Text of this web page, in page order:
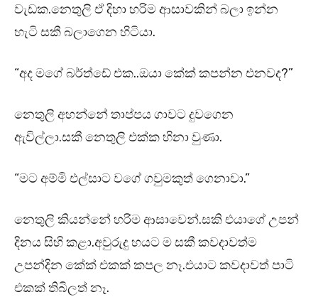
වැඩක.නෙතුලි ඒ දිහා හරිම ආසාවකින් බලා ඉන්න
හැටි සකී බලාගෙන හිටියා.
“අද මගේ බර්ත්ඩේ එක..ඔයා කේක් කපන්න එනවද?”
නෙතුලි අහන්නේ තාප්පය ගාවට දුවගෙන
ඇවිල්ලා.සකී නෙතුලි එක්ක හිනා වුණා.
“මට අම්මි එල්සාට වගේ ගවුමකුත් ගෙනාවා.”
නෙතුලි කියන්නේ හරිම ආසාවෙන්.සකි එයාගේ උපන්
දිනය සිහි කළා.අවුරුදු හයට ම සකී කවදාවත්ම
උපන්දින කේක් එකක් කපල නෑ.එයාට කවදාවත් පාටි
එකක් තිබිලත් නෑ.